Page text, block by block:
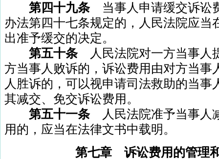
第四十九条 当事人申请缓交诉讼
办法第四十七条规定的，人民法院应当
出准予缓交的决定。
第五十条
人民法院对一方当事人
方当事人败诉的，诉讼费用由对方当事
人胜诉的，可以视申请司法救助的当事
其减交、免交诉讼费用。
第五十一条
人民法院准予当事人
用的，应当在法律文书中载明。
第七章 诉讼费用的管理